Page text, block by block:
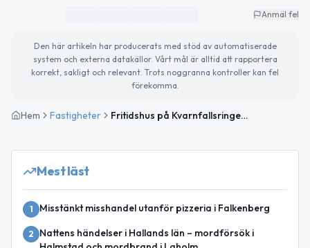
Anmäl fel
Den här artikeln har producerats med stöd av automatiserade
system och externa datakällor. Vårt mål är alltid att rapportera
korrekt, sakligt och relevant. Trots noggranna kontroller kan fel
förekomma.
Hem Fastigheter Fritidshus på Kvarnfallsringen 6 i Falkenberg sålt för 2 000 000kr
Mest läst
1 Misstänkt misshandel utanför pizzeria i Falkenberg
2
Nattens händelser i Hallands län – mordförsök i